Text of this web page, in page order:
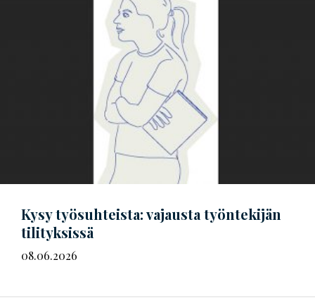
Kysy työsuhteista: vajausta työntekijän
tilityksissä
08.06.2026